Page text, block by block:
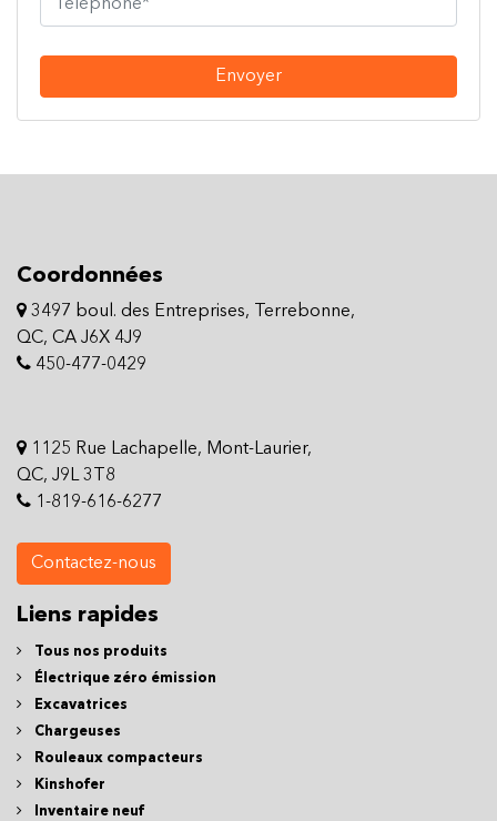
Envoyer
Coordonnées
3497 boul. des Entreprises, Terrebonne,
QC, CA J6X 4J9
450-477-0429
1125 Rue Lachapelle, Mont-Laurier,
QC, J9L 3T8
1-819-616-6277
Contactez-nous
Liens rapides
Tous nos produits
Électrique zéro émission
Excavatrices
Chargeuses
Rouleaux compacteurs
Kinshofer
Inventaire neuf